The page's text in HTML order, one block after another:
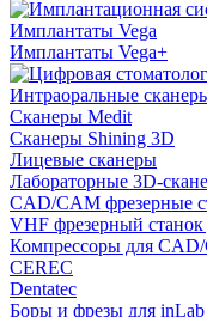
Имплантаты Vega
Имплантаты Vega+
Интраоральные
Сканеры Medit
Сканеры Shining 3D
Лицевые сканеры
Лабораторные 3D-
CAD/CAM фрезерные
VHF фрезерный станок
Компрессоры для
CEREC
Dentatec
Боры и фрезы для